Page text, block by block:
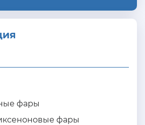
фары
фары